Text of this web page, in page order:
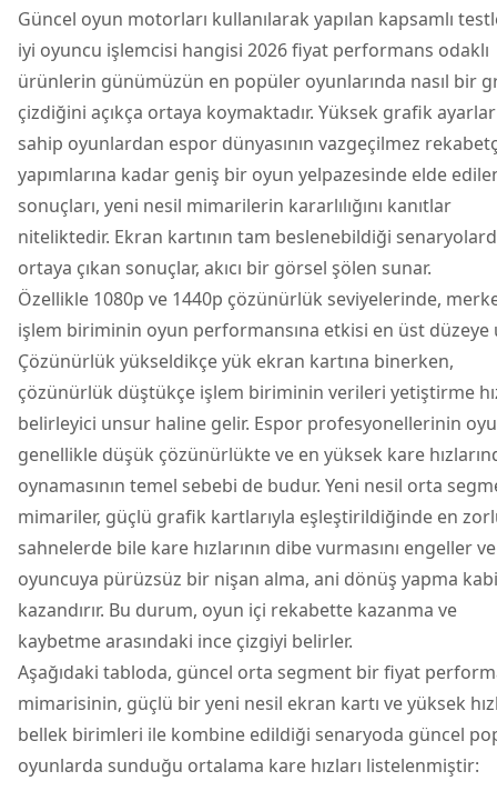
Güncel oyun motorları kullanılarak yapılan kapsamlı
iyi oyuncu işlemcisi hangisi 2026 fiyat performans odaklı
ürünlerin günümüzün en popüler oyunlarında nasıl bir
çizdiğini açıkça ortaya koymaktadır. Yüksek grafik
sahip oyunlardan espor dünyasının vazgeçilmez
yapımlarına kadar geniş bir oyun yelpazesinde elde
sonuçları, yeni nesil mimarilerin kararlılığını kanıtlar
niteliktedir. Ekran kartının tam beslenebildiği
ortaya çıkan sonuçlar, akıcı bir görsel şölen sunar.
Özellikle 1080p ve 1440p çözünürlük seviyelerinde,
işlem biriminin oyun performansına etkisi en üst düzeye
Çözünürlük yükseldikçe yük ekran kartına binerken,
çözünürlük düştükçe işlem biriminin verileri yetiştirme
belirleyici unsur haline gelir. Espor profesyonellerinin
genellikle düşük çözünürlükte ve en yüksek kare
oynamasının temel sebebi de budur. Yeni nesil orta
mimariler, güçlü grafik kartlarıyla eşleştirildiğinde en
sahnelerde bile kare hızlarının dibe vurmasını engeller ve
oyuncuya pürüzsüz bir nişan alma, ani dönüş yapma
kazandırır. Bu durum, oyun içi rekabette kazanma ve
kaybetme arasındaki ince çizgiyi belirler.
Aşağıdaki tabloda, güncel orta segment bir fiyat
mimarisinin, güçlü bir yeni nesil ekran kartı ve yüksek
bellek birimleri ile kombine edildiği senaryoda güncel
oyunlarda sunduğu ortalama kare hızları listelenmiştir: